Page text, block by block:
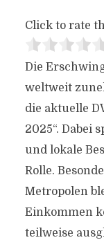
Click to rate
Die
weltweit
die aktuelle
2025“. Dabei
und lokale
Rolle.
Metropolen
Einkommen
teilweise